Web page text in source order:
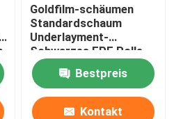
Goldfilm-schäumen
Standardschaum
Underlayment-
Schwarzes EPE Rolle
20kg/cbm
Bestpreis
Kontakt